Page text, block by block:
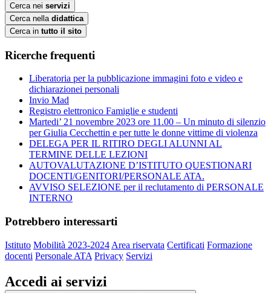
Cerca nei servizi
Cerca nella didattica
Cerca in tutto il sito
Ricerche frequenti
Liberatoria per la pubblicazione immagini foto e video e
dichiarazionei personali
Invio Mad
Registro elettronico Famiglie e studenti
Martedi’ 21 novembre 2023 ore 11.00 – Un minuto di silenzio
per Giulia Cecchettin e per tutte le donne vittime di violenza
DELEGA PER IL RITIRO DEGLI ALUNNI AL
TERMINE DELLE LEZIONI
AUTOVALUTAZIONE D’ISTITUTO QUESTIONARI
DOCENTI/GENITORI/PERSONALE ATA.
AVVISO SELEZIONE per il reclutamento di PERSONALE
INTERNO
Potrebbero interessarti
Istituto Mobilità 2023-2024 Area riservata Certificati Formazione
docenti Personale ATA Privacy Servizi
Accedi ai servizi